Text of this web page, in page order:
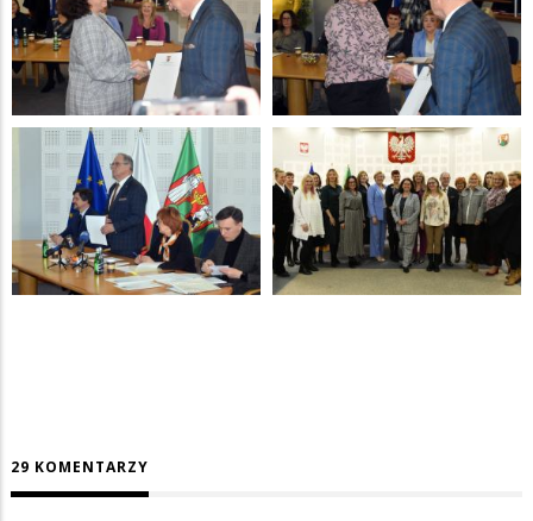
29 KOMENTARZY